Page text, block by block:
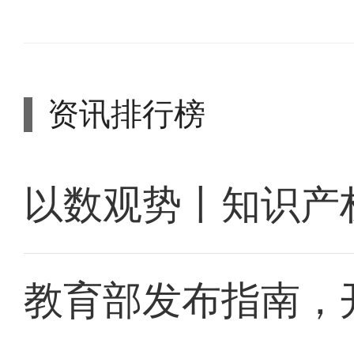
资讯排行榜
以数观势丨知识
教育部发布指南